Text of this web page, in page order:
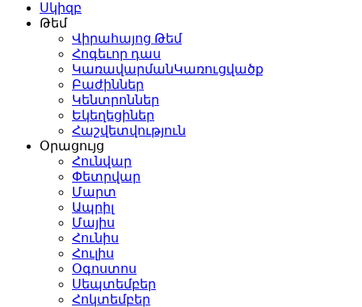
Սկիզբ
Թեմ
Վիրահայոց Թեմ
Հոգեւոր դաս
ԿառավարմանԿառուցվածք
Բաժիններ
Կենտրոններ
Եկեղեցիներ
Հաշվետվություն
Օրացույց
Հունվար
Փետրվար
Մարտ
Ապրիլ
Մայիս
Հունիս
Հուլիս
Օգոստոս
Սեպտեմբեր
Հոկտեմբեր